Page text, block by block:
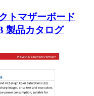
トマザーボード
製品カタログ